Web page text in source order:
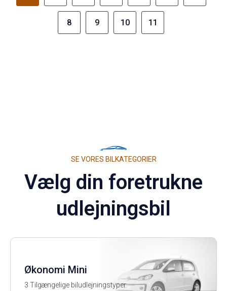
8 9 10 11
SE VORES BILKATEGORIER
Vælg din foretrukne
udlejningsbil
Økonomi Mini
3 Tilgængelige biludlejningstyper